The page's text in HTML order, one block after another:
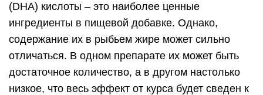
(DHA) кислоты – это наиболее ценные
ингредиенты в пищевой добавке. Однако,
содержание их в рыбьем жире может сильно
отличаться. В одном препарате их может быть
достаточное количество, а в другом настолько
низкое, что весь эффект от курса будет сведен к